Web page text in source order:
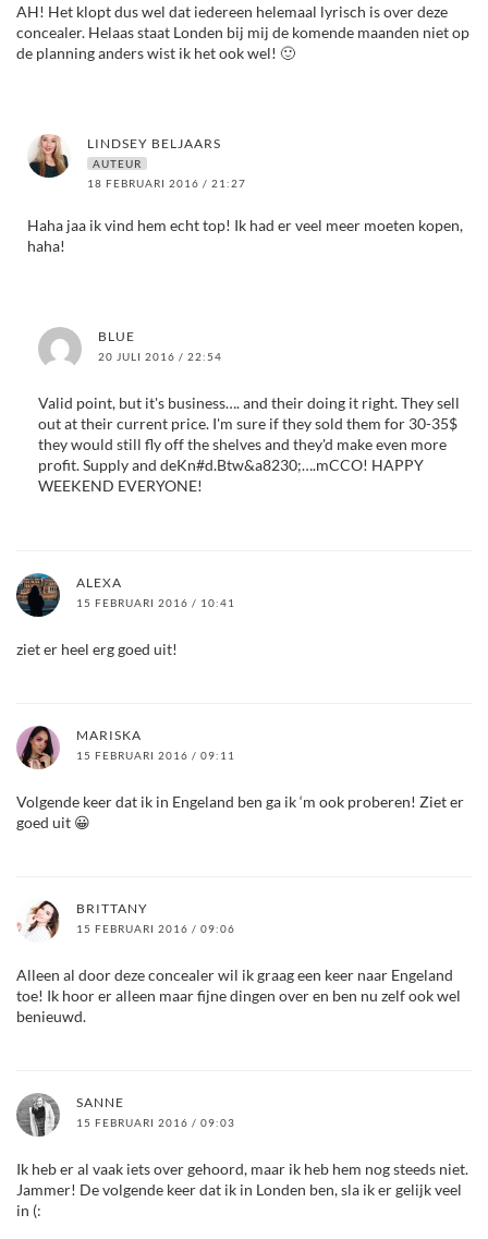
AH! Het klopt dus wel dat iedereen helemaal lyrisch is over deze
concealer. Helaas staat Londen bij mij de komende maanden niet op
de planning anders wist ik het ook wel! 🙂
LINDSEY BELJAARS
AUTEUR
18 FEBRUARI 2016 / 21:27
Haha jaa ik vind hem echt top! Ik had er veel meer moeten kopen,
haha!
BLUE
20 JULI 2016 / 22:54
Valid point, but it's business…. and their doing it right. They sell
out at their current price. I'm sure if they sold them for 30-35$
they would still fly off the shelves and they'd make even more
profit. Supply and deKn#d.Btw&a8230;….mCCO! HAPPY
WEEKEND EVERYONE!
ALEXA
15 FEBRUARI 2016 / 10:41
ziet er heel erg goed uit!
MARISKA
15 FEBRUARI 2016 / 09:11
Volgende keer dat ik in Engeland ben ga ik ‘m ook proberen! Ziet er
goed uit 😀
BRITTANY
15 FEBRUARI 2016 / 09:06
Alleen al door deze concealer wil ik graag een keer naar Engeland
toe! Ik hoor er alleen maar fijne dingen over en ben nu zelf ook wel
benieuwd.
SANNE
15 FEBRUARI 2016 / 09:03
Ik heb er al vaak iets over gehoord, maar ik heb hem nog steeds niet.
Jammer! De volgende keer dat ik in Londen ben, sla ik er gelijk veel
in (: